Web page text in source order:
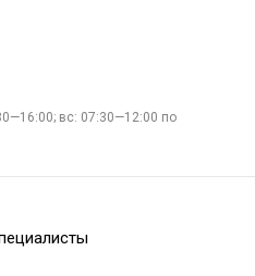
вс: 07:30—12:00 по